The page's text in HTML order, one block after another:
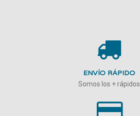
ENVÍO RÁPIDO
Somos los + rápidos